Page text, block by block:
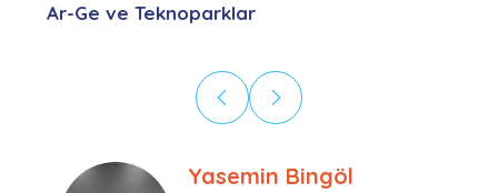
Ar-Ge ve Teknoparklar
Ebru Kural